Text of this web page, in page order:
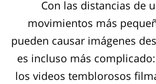
Con las distancias de
movimientos más
pueden causar imágenes
es incluso más
los videos temblorosos